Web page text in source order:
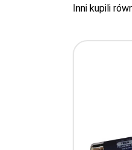
Inni kupili